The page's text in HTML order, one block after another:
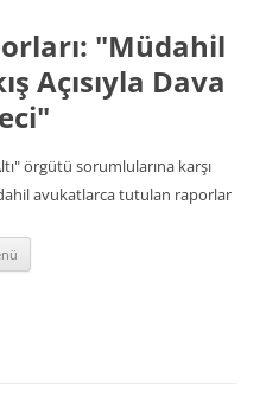
"Müdahil
Açısıyla Dava
örgütü sorumlularına karşı
avukatlarca tutulan raporlar